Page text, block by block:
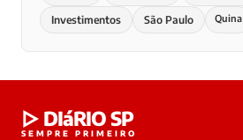
Investimentos São Paulo Quina
▷ DIáRIO SP
SEMPRE PRIMEIRO